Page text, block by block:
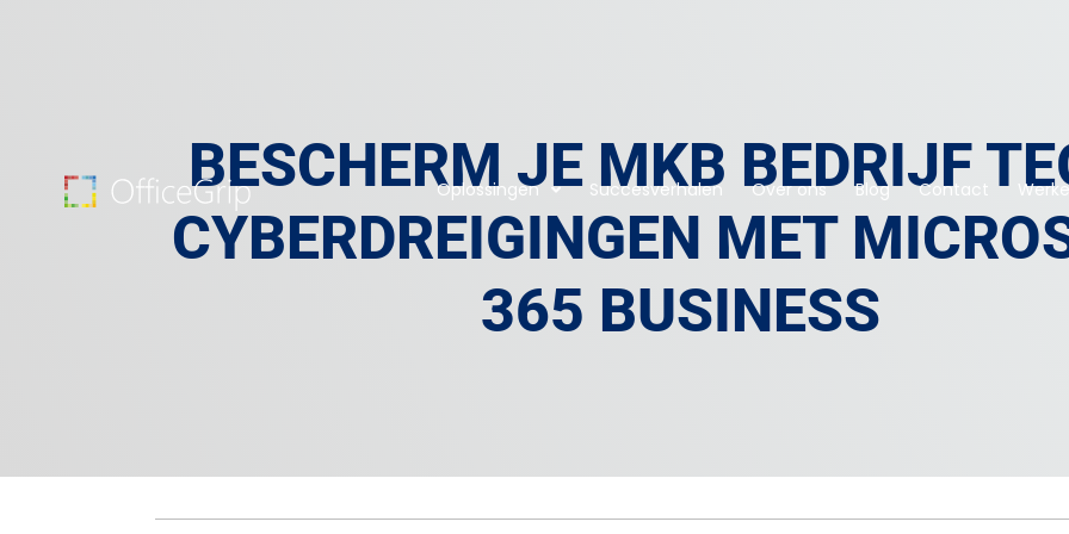
Oplossingen Succesverhalen Over ons Blog Contact
BESCHERM JE MKB BEDRIJF
CYBERDREIGINGEN MET
365 BUSINESS